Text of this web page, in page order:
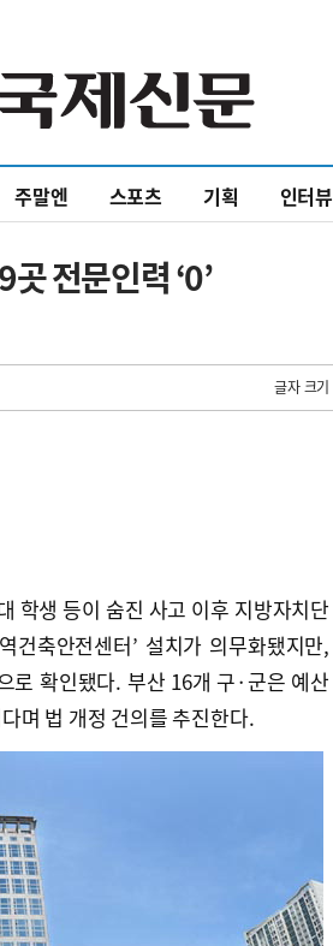
주말엔 스포츠 기획 인터뷰
전문인력 ‘0’
글자 크기
학생 등이 숨진 사고 이후 지방자치단
건축안전센터’ 설치가 의무화됐지만,
로 확인됐다. 부산 16개 구·군은 예산
며 법 개정 건의를 추진한다.